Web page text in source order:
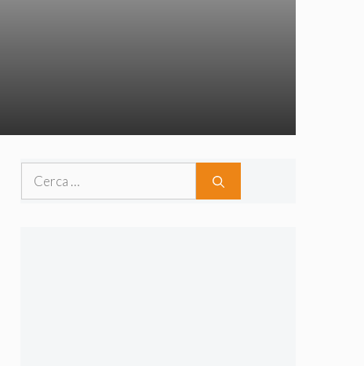
Ricerca